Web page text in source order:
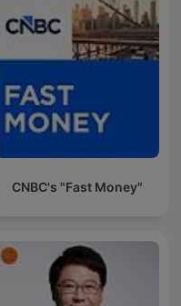
CNBC's "Fast Money"